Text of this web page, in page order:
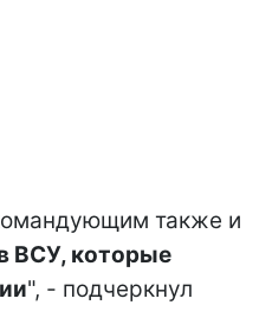
также и
ВСУ, которые
", - подчеркнул